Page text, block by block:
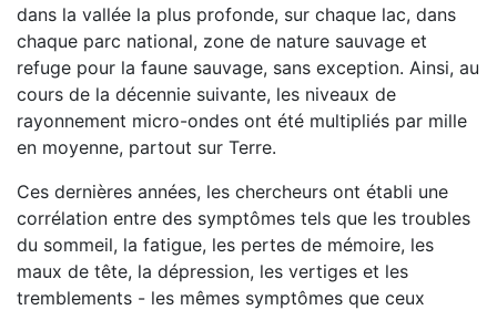
dans la vallée la plus profonde, sur chaque lac, dans
chaque parc national, zone de nature sauvage et
refuge pour la faune sauvage, sans exception. Ainsi, au
cours de la décennie suivante, les niveaux de
rayonnement micro-ondes ont été multipliés par mille
en moyenne, partout sur Terre.
Ces dernières années, les chercheurs ont établi une
corrélation entre des symptômes tels que les troubles
du sommeil, la fatigue, les pertes de mémoire, les
maux de tête, la dépression, les vertiges et les
tremblements - les mêmes symptômes que ceux